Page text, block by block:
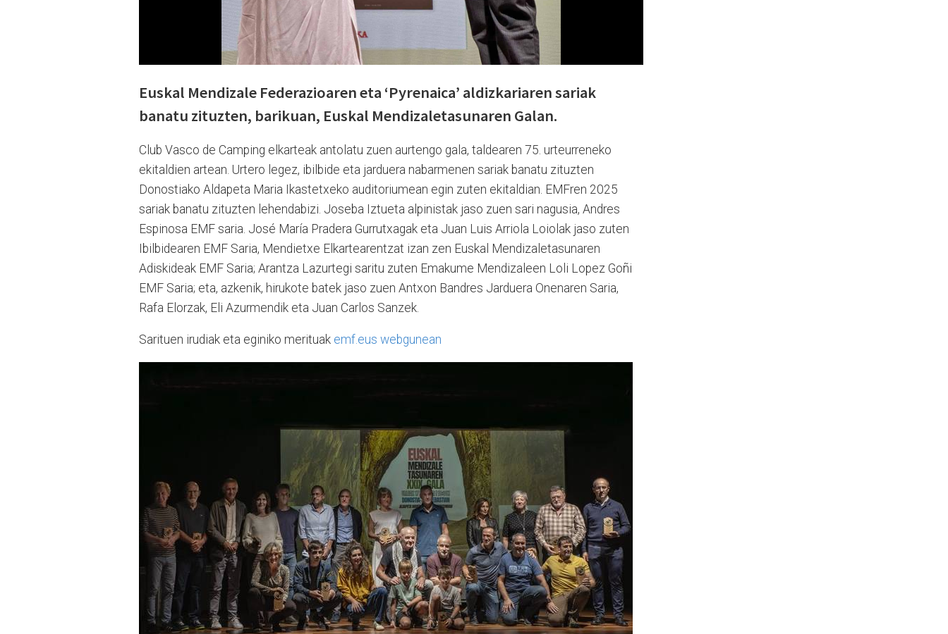
Euskal Mendizale Federazioaren eta ‘Pyrenaica’ aldizkariaren sariak
banatu zituzten, barikuan, Euskal Mendizaletasunaren Galan.
Club Vasco de Camping elkarteak antolatu zuen aurtengo gala, taldearen 75. urteurreneko
ekitaldien artean. Urtero legez, ibilbide eta jarduera nabarmenen sariak banatu zituzten
Donostiako Aldapeta Maria Ikastetxeko auditoriumean egin zuten ekitaldian. EMFren 2025
sariak banatu zituzten lehendabizi. Joseba Iztueta alpinistak jaso zuen sari nagusia, Andres
Espinosa EMF saria. José María Pradera Gurrutxagak eta Juan Luis Arriola Loiolak jaso zuten
Ibilbidearen EMF Saria, Mendietxe Elkartearentzat izan zen Euskal Mendizaletasunaren
Adiskideak EMF Saria; Arantza Lazurtegi saritu zuten Emakume Mendizaleen Loli Lopez Goñi
EMF Saria; eta, azkenik, hirukote batek jaso zuen Antxon Bandres Jarduera Onenaren Saria,
Rafa Elorzak, Eli Azurmendik eta Juan Carlos Sanzek.
Sarituen irudiak eta eginiko merituak emf.eus webgunean